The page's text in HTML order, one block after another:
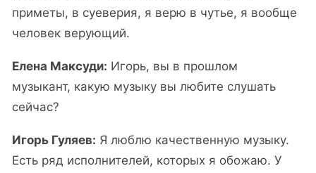
приметы, в суеверия, я верю в чутье, я вообще
человек верующий.
Елена Максуди: Игорь, вы в прошлом
музыкант, какую музыку вы любите слушать
сейчас?
Игорь Гуляев: Я люблю качественную музыку.
Есть ряд исполнителей, которых я обожаю. У